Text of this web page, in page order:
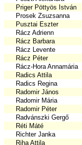
Priger Pöttyös István
Prosek Zsuzsanna
Pusztai Eszter
Rácz Adrienn
Rácz Barbara
Rácz Levente
Rácz Péter
Rácz-Hora Annamária
Radics Attila
Radics Regina
Radomir János
Radomir Mária
Radomir Péter
Radvánszki Gergő
Réti Máté
Richter Janka
Riha Attila